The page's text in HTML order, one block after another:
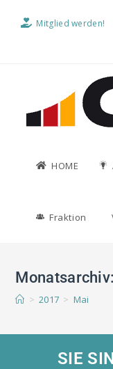
Mitglied werden!
HOME
Fraktion
> 2017 > Mai
SIE